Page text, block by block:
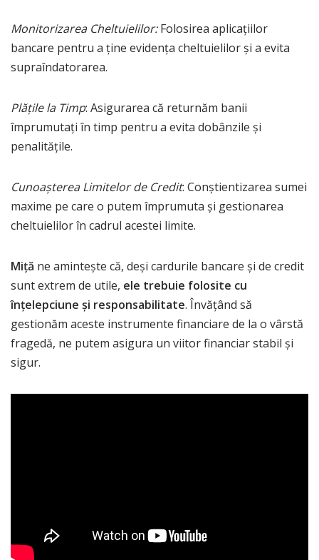
Monitorizarea Cheltuielilor:Folosirea aplicațiilor
bancare pentru a ține evidența cheltuielilor și a evita
supraîndatorarea.
Plățile la Timp: Asigurarea că returnăm banii
împrumutați în timp pentru a evita dobânzile și
penalitățile.
Cunoașterea Limitelor de Credit: Conștientizarea sumei
maxime pe care o putem împrumuta și gestionarea
cheltuielilor în cadrul acestei limite.
Miță ne amintește că, deși cardurile bancare și de credit
sunt extrem de utile, ele trebuie folosite cu
înțelepciune și responsabilitate. Învățând să
gestionăm aceste instrumente financiare de la o vârstă
fragedă, ne putem asigura un viitor financiar stabil și
sigur.